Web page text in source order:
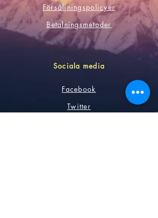
Försäljningspolicyer
Betalningsmetoder
Sociala media
Facebook
Twitter